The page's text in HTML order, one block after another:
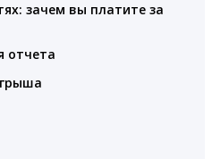
зачем вы платите за
отчета